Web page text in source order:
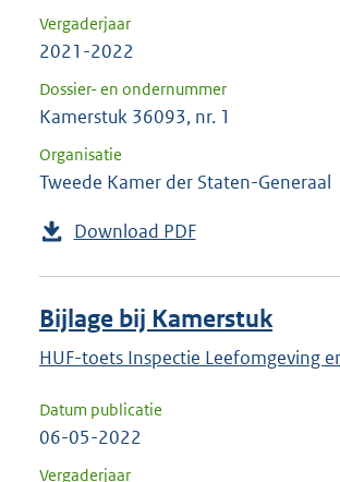
Vergaderjaar
2021-2022
Dossier- en ondernummer
Kamerstuk 36093, nr. 1
Organisatie
Tweede Kamer der Staten-Generaal
Download PDF
Bijlage bij Kamerstuk
HUF-toets Inspectie Leefomgeving
Datum publicatie
06-05-2022
Vergaderjaar